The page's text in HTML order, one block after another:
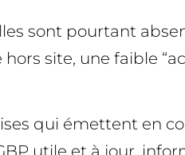
sont pourtant
site, une faible
qui émettent en
utile et à jour,